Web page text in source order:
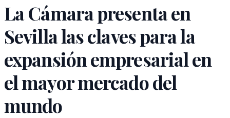
La Cámara presenta en
Sevilla las claves para la
expansión empresarial en
el mayor mercado del
mundo